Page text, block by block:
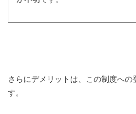
さらにデメリットは、この制度への
す。